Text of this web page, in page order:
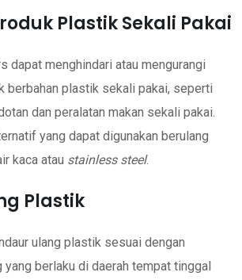
Plastik Sekali Pakai
dapat menghindari atau mengurangi
berbahan plastik sekali pakai, seperti
dan peralatan makan sekali pakai.
yang dapat digunakan berulang
kaca atau stainless steel.
Plastik
ulang plastik sesuai dengan
yang berlaku di daerah tempat tinggal